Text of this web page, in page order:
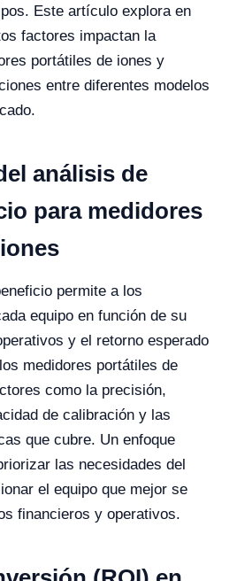
Este artículo explora en
factores impactan la
portátiles de iones y
entre diferentes modelos
análisis de
para medidores
permite a los
equipo en función de su
y el retorno esperado
medidores portátiles de
como la precisión,
de calibración y las
que cubre. Un enfoque
las necesidades del
el equipo que mejor se
financieros y operativos.